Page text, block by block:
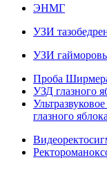
ЭНМГ
УЗИ
УЗИ
Проба
УЗД глазного
глазного яблока